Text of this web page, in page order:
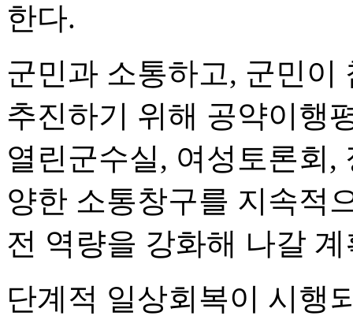
한다.
군민과 소통하고, 군민이
추진하기 위해 공약이행
열린군수실, 여성토론회,
양한 소통창구를 지속적
전 역량을 강화해 나갈
단계적 일상회복이 시행